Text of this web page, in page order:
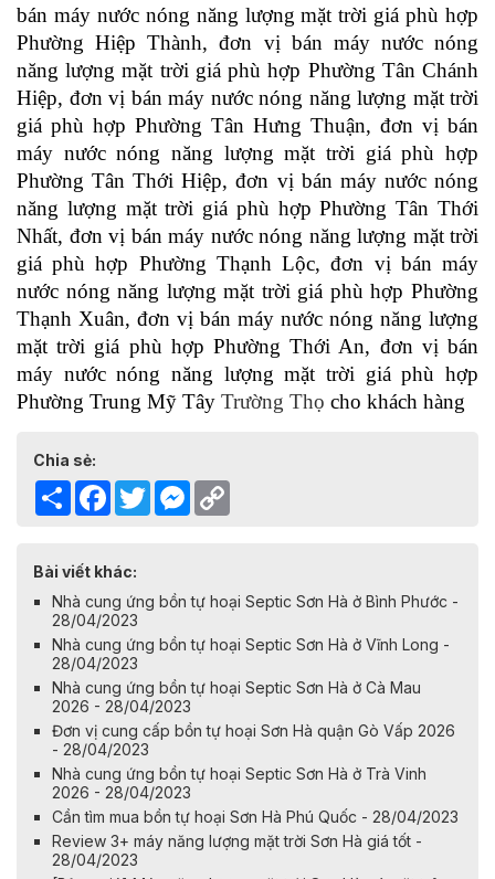
Phường Hiệp Thành, đơn vị bán máy nước nóng
năng lượng mặt trời giá phù hợp Phường Tân Chánh
Hiệp, đơn vị bán máy nước nóng năng lượng mặt trời
giá phù hợp Phường Tân Hưng Thuận, đơn vị bán
Phường Tân Thới Hiệp, đơn vị bán máy nước nóng
năng lượng mặt trời giá phù hợp Phường Tân Thới
Nhất, đơn vị bán máy nước nóng năng lượng mặt trời
giá phù hợp Phường Thạnh Lộc, đơn vị bán máy
nước nóng năng lượng mặt trời giá phù hợp Phường
Thạnh Xuân, đơn vị bán máy nước nóng năng lượng
mặt trời giá phù hợp Phường Thới An, đơn vị bán
Phường Trung Mỹ Tây Trường Thọ cho khách hàng
Chia sẻ:
Share Facebook
TwitterMessenger
Bài viết khác:
Nhà cung ứng bồn tự hoại Septic Sơn Hà ở Bình Phước -
28/04/2023
Nhà cung ứng bồn tự hoại Septic Sơn Hà ở Vĩnh Long -
28/04/2023
Nhà cung ứng bồn tự hoại Septic Sơn Hà ở Cà Mau
2026 - 28/04/2023
Đơn vị cung cấp bồn tự hoại Sơn Hà quận Gò Vấp 2026
- 28/04/2023
Nhà cung ứng bồn tự hoại Septic Sơn Hà ở Trà Vinh
2026 - 28/04/2023
Cần tìm mua bồn tự hoại Sơn Hà Phú Quốc - 28/04/2023
Review 3+ máy năng lượng mặt trời Sơn Hà giá tốt -
28/04/2023